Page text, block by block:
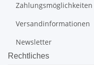
Zahlungsmöglichkeiten
Versandinformationen
Newsletter
Rechtliches